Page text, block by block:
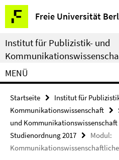
Springe
direkt
zu
Inhalt
Freie Universität
Service-
Navigation
Institut für Publizistik- und
MENÜ
Startseite
Institut für
Kommunikationswissenschaft
und Kommunikationswissenschaft
Studienordnung 2017
Modul: